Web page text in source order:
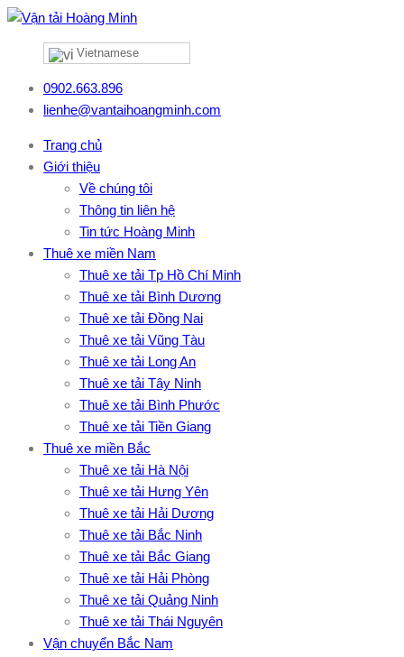
Vietnamese
0902.663.896
lienhe@vantaihoangminh.com
Trang chủ
Giới thiệu
Về chúng tôi
Thông tin liên hệ
Tin tức Hoàng Minh
Thuê xe miền Nam
Thuê xe tải Tp Hồ Chí Minh
Thuê xe tải Bình Dương
Thuê xe tải Đồng Nai
Thuê xe tải Vũng Tàu
Thuê xe tải Long An
Thuê xe tải Tây Ninh
Thuê xe tải Bình Phước
Thuê xe tải Tiền Giang
Thuê xe miền Bắc
Thuê xe tải Hà Nội
Thuê xe tải Hưng Yên
Thuê xe tải Hải Dương
Thuê xe tải Bắc Ninh
Thuê xe tải Bắc Giang
Thuê xe tải Hải Phòng
Thuê xe tải Quảng Ninh
Thuê xe tải Thái Nguyên
Vận chuyển Bắc Nam